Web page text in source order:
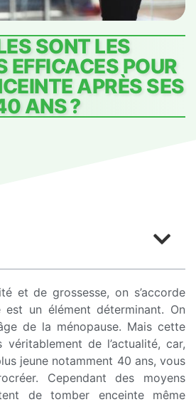
SONT LES
EFFICACES POUR
APRÈS SES
ANS ?
et de grossesse, on s’accorde
un élément déterminant. On
de la ménopause. Mais cette
véritablement de l’actualité, car,
jeune notamment 40 ans, vous
Cependant des moyens
de tomber enceinte même